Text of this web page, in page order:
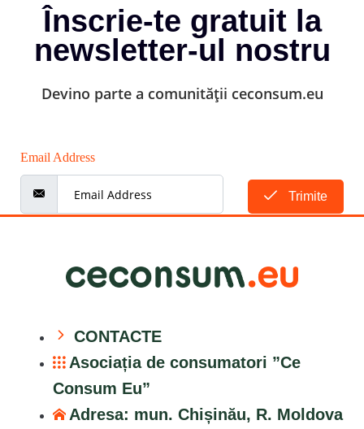
Înscrie-te gratuit la
newsletter-ul nostru
Devino parte a comunității ceconsum.eu
Email Address
Trimite
CONTACTE
Asociația de consumatori ”Ce
Consum Eu”
Adresa: mun. Chișinău, R. Moldova